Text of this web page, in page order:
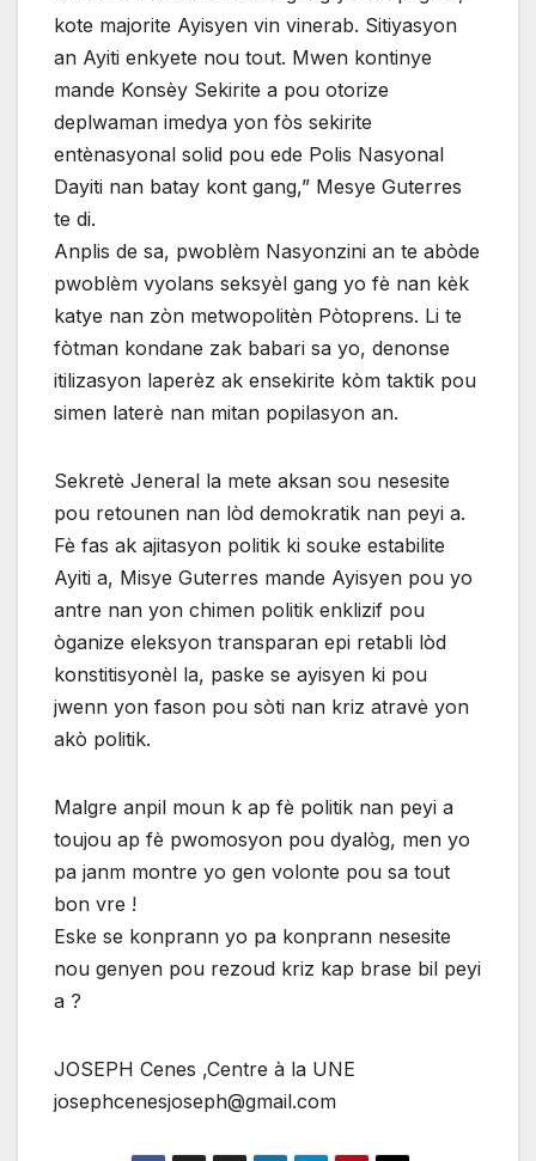
kote majorite Ayisyen vin vinerab. Sitiyasyon
an Ayiti enkyete nou tout. Mwen kontinye
mande Konsèy Sekirite a pou otorize
deplwaman imedya yon fòs sekirite
entènasyonal solid pou ede Polis Nasyonal
Dayiti nan batay kont gang,” Mesye Guterres
te di.
Anplis de sa, pwoblèm Nasyonzini an te abòde
pwoblèm vyolans seksyèl gang yo fè nan kèk
katye nan zòn metwopolitèn Pòtoprens. Li te
fòtman kondane zak babari sa yo, denonse
itilizasyon laperèz ak ensekirite kòm taktik pou
simen laterè nan mitan popilasyon an.
Sekretè Jeneral la mete aksan sou nesesite
pou retounen nan lòd demokratik nan peyi a.
Fè fas ak ajitasyon politik ki souke estabilite
Ayiti a, Misye Guterres mande Ayisyen pou yo
antre nan yon chimen politik enklizif pou
òganize eleksyon transparan epi retabli lòd
konstitisyonèl la, paske se ayisyen ki pou
jwenn yon fason pou sòti nan kriz atravè yon
akò politik.
Malgre anpil moun k ap fè politik nan peyi a
toujou ap fè pwomosyon pou dyalòg, men yo
pa janm montre yo gen volonte pou sa tout
bon vre !
Eske se konprann yo pa konprann nesesite
nou genyen pou rezoud kriz kap brase bil peyi
a ?
JOSEPH Cenes ,Centre à la UNE
josephcenesjoseph@gmail.com